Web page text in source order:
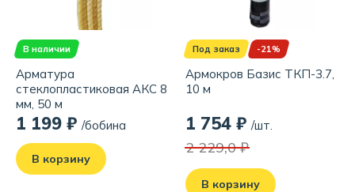
В наличии
Арматура
стеклопластиковая АКС 8
мм, 50 м
1 199 ₽ /бобина
В корзину
Под заказ -21%
Армокров Базис ТКП-3.7,
10 м
1 754 ₽ /шт.
2 229,0 ₽
В корзину